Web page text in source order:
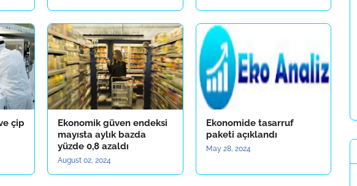
çip
Ekonomik güven endeksi
mayısta aylık bazda
yüzde 0,8 azaldı
August 02, 2024
Ekonomide tasarruf
paketi açıklandı
May 28, 2024